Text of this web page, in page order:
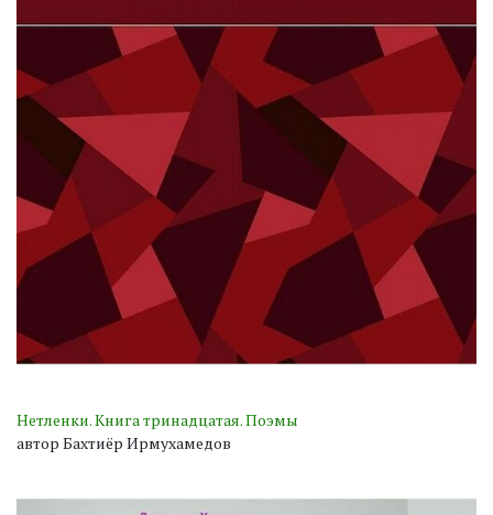
Нетленки. Книга тринадцатая. Поэмы
автор Бахтиёр Ирмухамедов